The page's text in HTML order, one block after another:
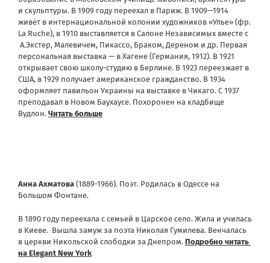
и скульптуры. В 1909 году переехал в Париж. В 1909—1914
живёт в интернациональной колонии художников «Улье» (фр.
La Ruche), в 1910 выставляется в Салоне Независимых вместе с
А.Экстер, Малевичем, Пикассо, Браком, Дереном и др. Первая
персональная выставка — в Хагене (Германия, 1912). В 1921
открывает свою школу-студию в Берлине. В 1923 переезжает в
США, в 1929 получает американское гражданство. В 1934
оформляет павильон Украины на выставке в Чикаго. С 1937
преподавал в Новом Баухаусе. Похоронен на кладбище
Вудлон. Читать больше
Анна Ахматова (1889-1966). Поэт. Родилась в Одессе на
Большом Фонтане.
В 1890 году переехала с семьей в Царское село. Жила и училась
в Киеве. Вышла замуж за поэта Николая Гумилева. Венчалась
в церкви Никольской слободки за Днепром. Подробно читать
на Elegant New York